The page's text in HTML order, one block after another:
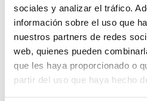
sociales y analizar el tráfico.
información sobre el uso que
nuestros partners de redes
web, quienes pueden
que les haya proporcionado o
partir del uso que haya hecho
II Premios Canarias de Diseño
30/03/2011
I Premios Canarias de Diseño